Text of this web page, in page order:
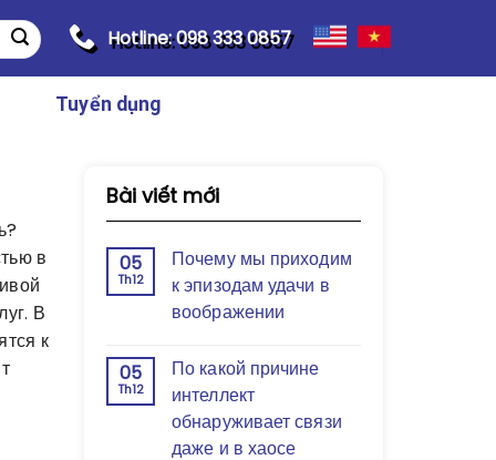
Hotline: 098 333 0857
Tuyển dụng
в
В
к
Bài viết mới
05
Th12
Почему мы приходим
к эпизодам удачи в
воображении
05
Th12
По какой причине
интеллект
обнаруживает связи
даже и в хаосе